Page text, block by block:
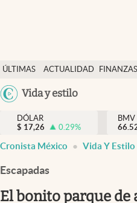
ÚLTIMAS
NOTICIAS
ACTUALIDAD
FINANZAS
Vida y estilo
Actualidad
Finanzas y economía
Dólar y mercados
DÓLAR
$ 17,26 0.29%
BMV
Cronista México Vida Y Estilo
Escapadas
El bonito parque de